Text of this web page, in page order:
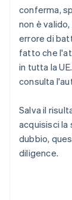
conferma,
non è
errore di
fatto che
in tutta la
consulta
Salva il
acquisisci la
dubbio,
diligence.